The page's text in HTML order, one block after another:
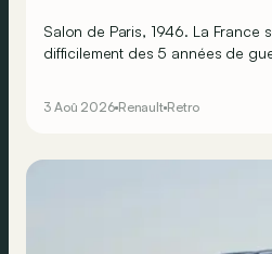
Salon de Paris, 1946. La France
difficilement des 5 années de
fixe, car sur le stand Renault, il y
3 Aoû 2026 Renault Retro